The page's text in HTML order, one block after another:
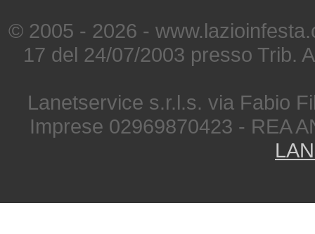
© 2005 - 2026 -
17 del 24/07/2003 presso Trib.
Lanetservice s.r.l.s. via Fabio
Imprese 02969870423 - REA